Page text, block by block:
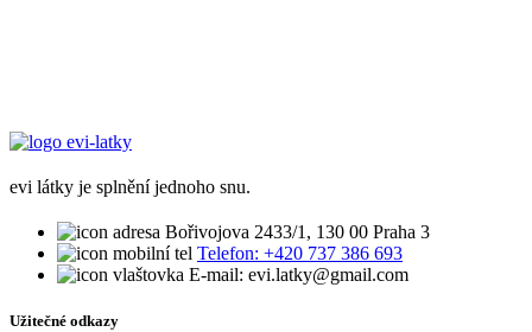
evi látky je splnění jednoho snu.
Bořivojova 2433/1, 130 00 Praha 3
Telefon: +420 737 386 693
E-mail: evi.latky@gmail.com
Užitečné odkazy